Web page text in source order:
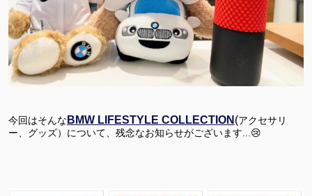
今回はそんな BMW LIFESTYLE COLLECTION (アクセサリ
ー、グッズ） について、残念なお知らせがございます... 😢